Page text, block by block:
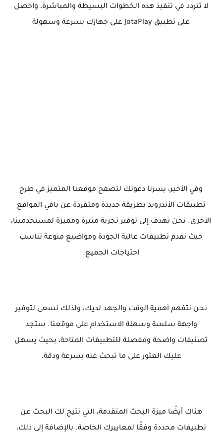
لا تتردد في تنفيذ هذه الخطوات البسيطة والمباشرة، واحصل
على تطبيق JotaPlay على جهازك بسرعة وسهولة
وفي الأخير، يسرنا دعوتك لتصفح موقعنا المتميز في طرح
تطبيقات الأندرويد بطريقة جديدة ومتفردة عن باقي المواقع
الأخرى. نحن نهدف إلى توفير تجربة مثيرة ومميزة لمستخدمينا،
حيث نقدم تطبيقات عالية الجودة ومواضيع منوعة تناسب
احتياجات الجميع.
نحن نتفهم أهمية الوقت والجهد لديك، ولذلك نسعى لتوفير
واجهة سلسة وسهلة الاستخدام على موقعنا. ستجد
تصنيفات واضحة ومفصلة للتطبيقات المتاحة، بحيث يسهل
عليك العثور على ما تبحث عنه بسرعة ودقة.
هناك أيضًا ميزة البحث المتقدمة، التي تتيح لك البحث عن
تطبيقات محددة وفقًا لمعاييرك الخاصة. بالإضافة إلى ذلك،